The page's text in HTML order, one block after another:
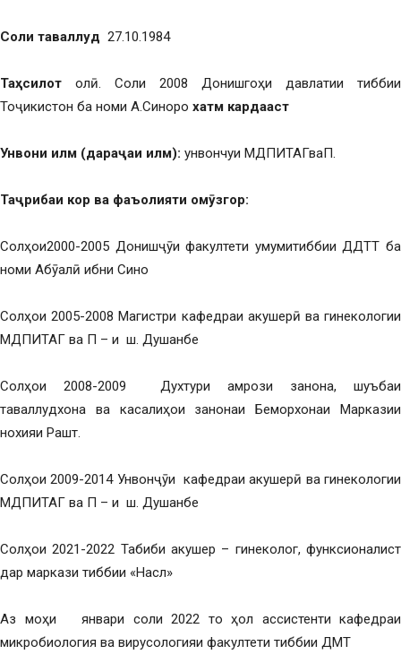
Соли таваллуд 27.10.1984
Таҳсилот олӣ. Соли 2008 Донишгоҳи давлатии тиббии
Тоҷикистон ба номи А.Синоро хатм кардааст
Унвони илм (дараҷаи илм): унвончуи МДПИТАГваП.
Таҷрибаи кор ва фаъолияти омӯзгор:
Солҳои2000-2005 Донишҷӯи факултети умумитиббии ДДТТ ба
номи Абӯалӣ ибни Сино
Солҳои 2005-2008 Магистри кафедраи акушерӣ ва гинекологии
МДПИТАГ ва П – и ш. Душанбе
Солҳои 2008-2009 Духтури амрози занона, шуъбаи
таваллудхона ва касалиҳои занонаи Беморхонаи Марказии
нохияи Рашт.
Солҳои 2009-2014 Унвонҷӯи кафедраи акушерӣ ва гинекологии
МДПИТАГ ва П – и ш. Душанбе
Солҳои 2021-2022 Табиби акушер – гинеколог, функсионалист
дар маркази тиббии «Насл»
Аз моҳи январи соли 2022 то ҳол ассистенти кафедраи
микробиология ва вирусологияи факултети тиббии ДМТ